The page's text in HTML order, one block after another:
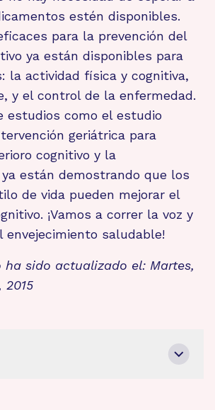
estén disponibles.
para la prevención del
ya están disponibles para
la actividad física y cognitiva,
y el control de la enfermedad.
estudios como el estudio
geriátrica para
cognitivo y la
ya están demostrando que los
de vida pueden mejorar el
¡Vamos a correr la voz y
envejecimiento saludable!
ha sido actualizado el: Martes,
2015